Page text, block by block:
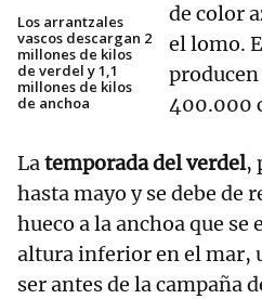
Los arrantzales
vascos descargan 2
millones de kilos
de verdel y 1,1
millones de kilos
de anchoa
de color
el lomo.
400.000
Latemporada del verdel,
hasta mayo y se debe de
hueco a la anchoa que se
altura inferior en el mar,
ser antes de la campaña